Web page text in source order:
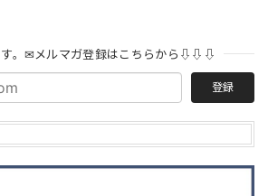
す。✉メルマガ登録はこちらから⇩⇩⇩
登録